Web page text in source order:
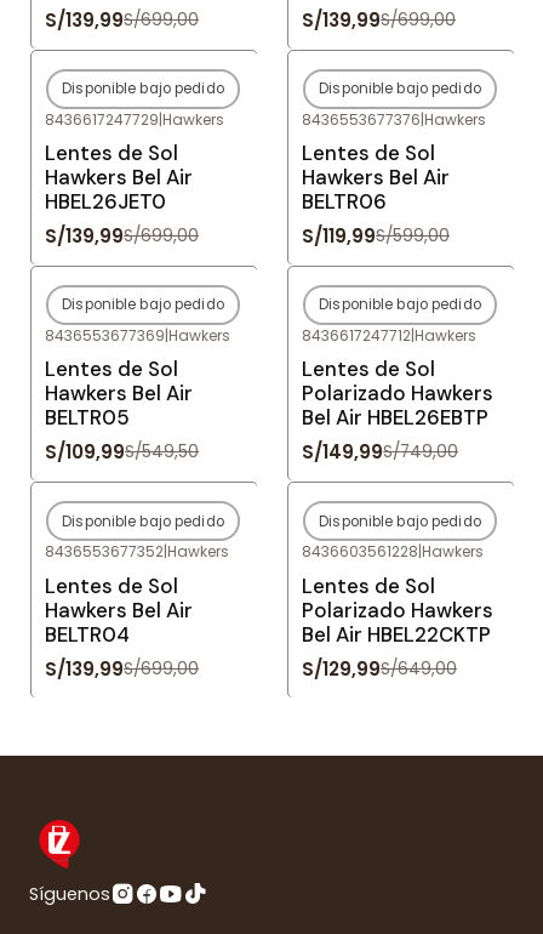
S/139,99S/699,00 S/139,99S/699,00
-80%OFF
Agotado
Disponible bajo pedido
8436617247729|Hawkers
Lentes de Sol
Hawkers Bel Air
HBEL26JET0
S/139,99S/699,00
-80%OFF
Agotado
Disponible bajo pedido
8436553677376|Hawkers
Lentes de Sol
Hawkers Bel Air
BELTR06
S/119,99S/599,00
-80%OFF
Agotado
Disponible bajo pedido
8436553677369|Hawkers
Lentes de Sol
Hawkers Bel Air
BELTR05
S/109,99S/549,50
-80%OFF
Agotado
Disponible bajo pedido
8436617247712|Hawkers
Lentes de Sol
Polarizado Hawkers
Bel Air HBEL26EBTP
S/149,99S/749,00
-80%OFF
Agotado
Disponible bajo pedido
8436553677352|Hawkers
Lentes de Sol
Hawkers Bel Air
BELTR04
S/139,99S/699,00
-80%OFF
Agotado
Disponible bajo pedido
8436603561228|Hawkers
Lentes de Sol
Polarizado Hawkers
Bel Air HBEL22CKTP
S/129,99S/649,00
Síguenos